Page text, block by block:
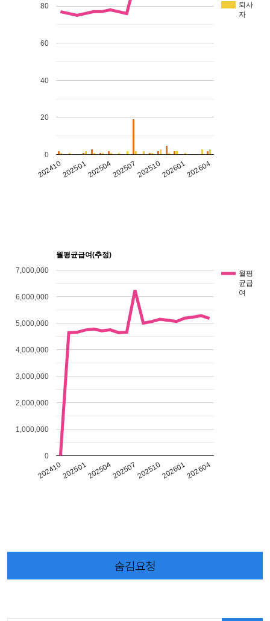
퇴사
자
202410202501202504202507202510202601202604
0
20
40
60
80
월평균급여(추정)
월평
균급
여
202410202501202504202507202510202601202604
0
1,000,000
2,000,000
3,000,000
4,000,000
5,000,000
6,000,000
7,000,000
숨김요청